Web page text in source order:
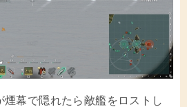
幕で隠れたら敵艦をロストし